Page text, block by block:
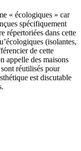
« écologiques » car
spécifiquement
répertoriées dans cette
(isolantes,
de cette
appelle des maisons
réutilisés pour
est discutable